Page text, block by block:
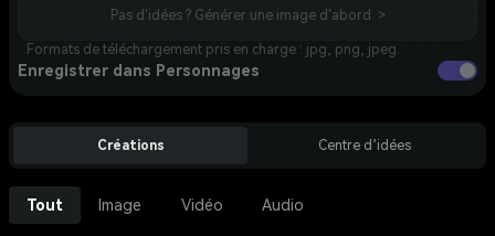
Pas d'idées ? Générer une image d'abord. >
Formats de téléchargement pris en charge : jpg, png, jpeg.
Enregistrer dans Personnages
Créations Centre d’idées
Tout Image Vidéo Audio